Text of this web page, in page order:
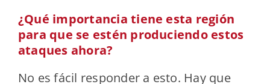
¿Qué importancia tiene esta región
para que se estén produciendo estos
ataques ahora?
No es fácil responder a esto. Hay que